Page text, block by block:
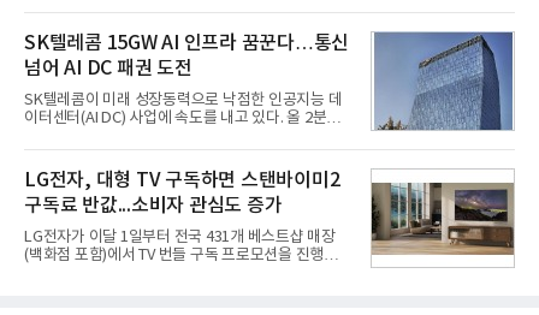
분야를
라 투자에 나서는 것과 달리, 카카오는 ‘카카오톡’이
라는 플랫폼 경쟁력을 활용한 AI 에이전트 서비스에
집중하는 전략이다. 과거 무리한 사업 확장 과정에서
겪었던 시행착오를 되풀이하지 않고 핵심 역량에 집
중하겠다는 취지로 풀이된다.7일 업계에 따르면 카카
오는 올해 2분기 연결 기준 매출 2조985억원, 영업이
익 2770억원을 기록했다. 전년 동기 대비 매출과 영업
은 4884억
SK텔레콤 15GW AI 인프라 꿈꾼다…통신
넘어 AI DC 패권 도전
SK텔레콤이 미래 성장동력으로 낙점한 인공지능 데
이터센터(AI DC) 사업에 속도를 내고 있다. 올 2분기
는 2035년까지 총 15GW(기가와트) 규모의 AI DC를
구축하겠다는 대형 청사진을 제시하면서다. 이에 따
라 경쟁 구도 역시 이동통신사인 KT, LG유플러스를
넘어 네이버, 삼성SDS 등 IT 인프라 기업으로 확장되
고 있다.7일 SK텔레콤에 따르면 회사는 올해 2분기
연결 기준 매출 4조 3591억원, 영업이익 5660억원을
기록했다. 매출은 전년 동기 대비 0.5%, 영업이익은
LG전자, 대형 TV 구독하면 스탠바이미2
구독료 반값...소비자 관심도 증가
LG전자가 이달 1일부터 전국 431개 베스트샵 매장
(백화점 포함)에서 TV 번들 구독 프로모션을 진행하고